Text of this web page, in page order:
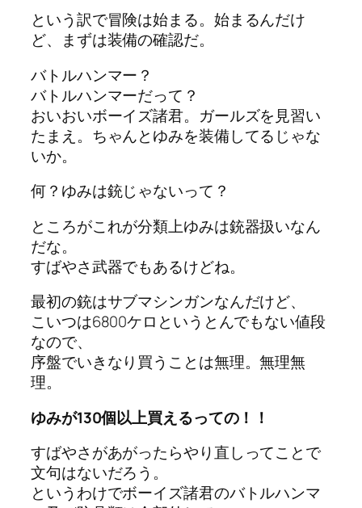
という訳で冒険は始まる。始まるんだけ
ど、まずは装備の確認だ。
バトルハンマー？
バトルハンマーだって？
おいおいボーイズ諸君。ガールズを見習い
たまえ。ちゃんとゆみを装備してるじゃな
いか。
何？ゆみは銃じゃないって？
ところがこれが分類上ゆみは銃器扱いなん
だな。
すばやさ武器でもあるけどね。
最初の銃はサブマシンガンなんだけど、
こいつは6800ケロというとんでもない値段
なので、
序盤でいきなり買うことは無理。無理無
理。
ゆみが130個以上買えるっての！！
すばやさがあがったらやり直しってことで
文句はないだろう。
というわけでボーイズ諸君のバトルハンマ